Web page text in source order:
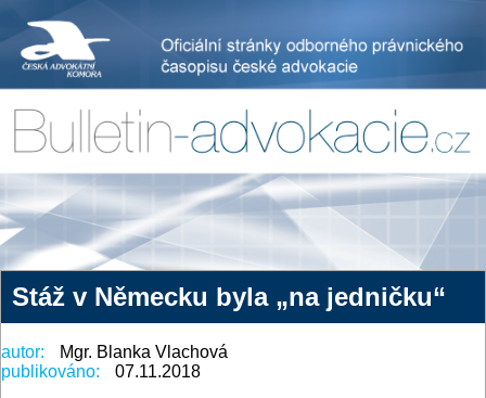
Stáž v Německu byla „na jedničku“
autor:
Mgr. Blanka Vlachová
publikováno:
07.11.2018